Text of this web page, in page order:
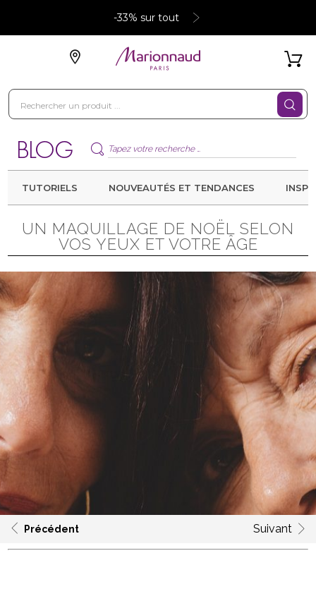
-33% sur tout
TUTORIELS NOUVEAUTÉS ET TENDANCES
UN MAQUILLAGE DE NOËL SELON
VOS YEUX ET VOTRE ÂGE
Précédent Suivant